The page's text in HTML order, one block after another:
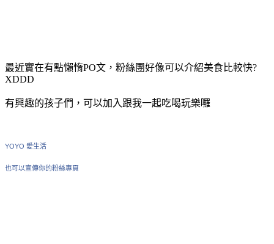
最近實在有點懶惰PO文，粉絲團好像可以介紹美食比較快?
XDDD
有興趣的孩子們，可以加入跟我一起吃喝玩樂囉
YOYO 愛生活
也可以宣傳你的粉絲專頁